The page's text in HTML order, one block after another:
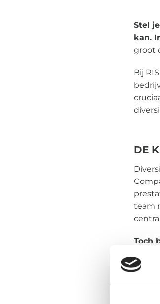
Stel
kan.
groot
Bij
DE
team
Toch
Een